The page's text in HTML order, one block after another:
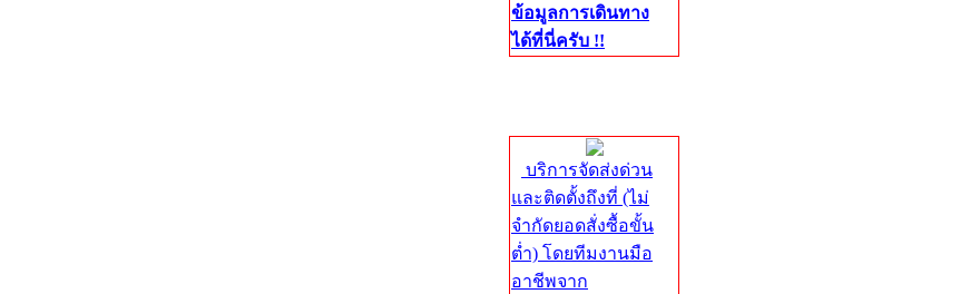
ข้อมูลการเดินทาง
ได้ที่นี่ครับ !!
บริการจัดส่งด่วน
และติดตั้งถึงที่ (ไม่
จำกัดยอดสั่งซื้อขั้น
ต่ำ) โดยทีมงานมือ
อาชีพจาก